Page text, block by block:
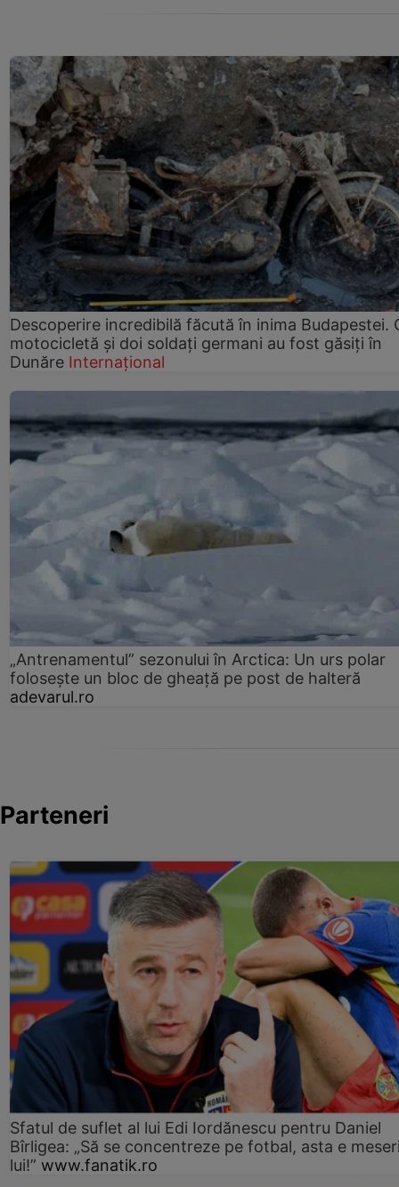
Descoperire incredibilă făcută în inima Budapestei.
motocicletă și doi soldați germani au fost găsiți în
Dunăre Internațional
„Antrenamentul” sezonului în Arctica: Un urs polar
folosește un bloc de gheață pe post de halteră
adevarul.ro
Parteneri
Sfatul de suflet al lui Edi Iordănescu pentru Daniel
Bîrligea: „Să se concentreze pe fotbal, asta e
lui!” www.fanatik.ro